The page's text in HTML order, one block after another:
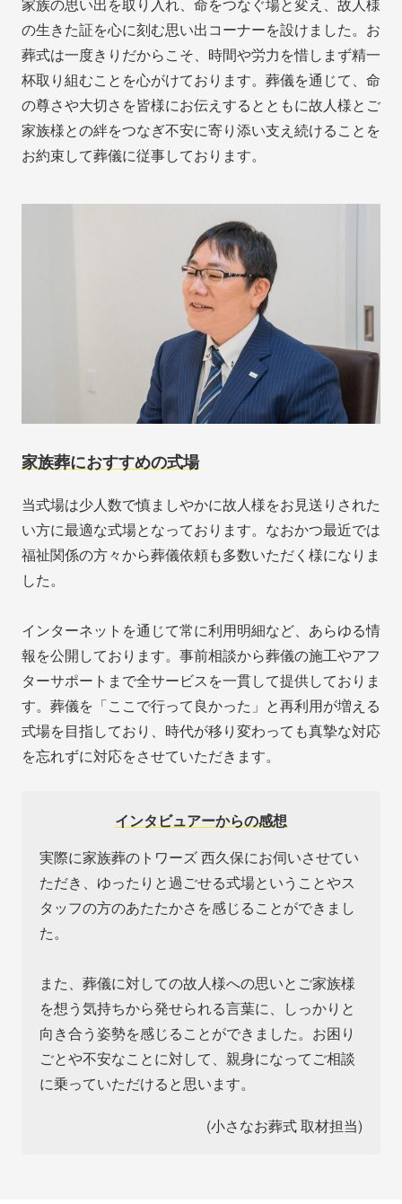
家族の思い出を取り入れ、命をつなぐ場と変え、故人様
の生きた証を心に刻む思い出コーナーを設けました。お
葬式は一度きりだからこそ、時間や労力を惜しまず精一
杯取り組むことを心がけております。葬儀を通じて、命
の尊さや大切さを皆様にお伝えするとともに故人様とご
家族様との絆をつなぎ不安に寄り添い支え続けることを
お約束して葬儀に従事しております。
家族葬におすすめの式場
当式場は少人数で慎ましやかに故人様をお見送りされた
い方に最適な式場となっております。なおかつ最近では
福祉関係の方々から葬儀依頼も多数いただく様になりま
した。
インターネットを通じて常に利用明細など、あらゆる情
報を公開しております。事前相談から葬儀の施工やアフ
ターサポートまで全サービスを一貫して提供しておりま
す。葬儀を「ここで行って良かった」と再利用が増える
式場を目指しており、時代が移り変わっても真摯な対応
を忘れずに対応をさせていただきます。
インタビュアーからの感想
実際に家族葬のトワーズ 西久保にお伺いさせてい
ただき、ゆったりと過ごせる式場ということやス
タッフの方のあたたかさを感じることができまし
た。
また、葬儀に対しての故人様への思いとご家族様
を想う気持ちから発せられる言葉に、しっかりと
向き合う姿勢を感じることができました。お困り
ごとや不安なことに対して、親身になってご相談
に乗っていただけると思います。
(小さなお葬式 取材担当)